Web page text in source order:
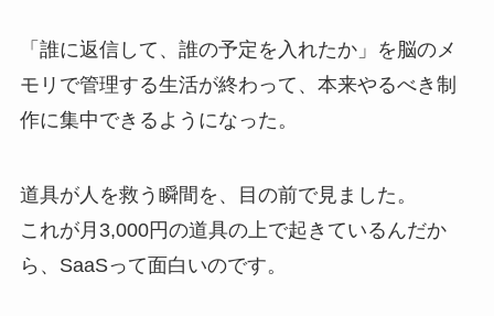
「誰に返信して、誰の予定を入れたか」を脳のメ
モリで管理する生活が終わって、本来やるべき制
作に集中できるようになった。
道具が人を救う瞬間を、目の前で見ました。
これが月3,000円の道具の上で起きているんだか
ら、SaaSって面白いのです。